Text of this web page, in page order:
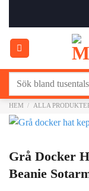
content
HEM / ALLA
Grå Docker
Beanie